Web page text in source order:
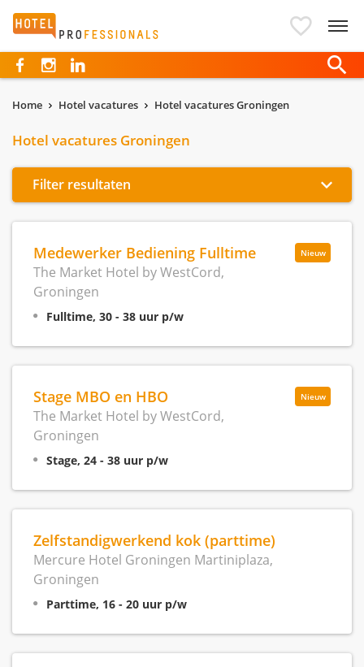
Hotelprofessionals
Home Hotel vacatures Hotel vacatures Groningen
Hotel vacatures Groningen
Filter resultaten
Nieuw
Medewerker Bediening Fulltime
The Market Hotel by WestCord,
Groningen
Fulltime, 30 - 38 uur p/w
Nieuw
Stage MBO en HBO
The Market Hotel by WestCord,
Groningen
Stage, 24 - 38 uur p/w
Zelfstandigwerkend kok (parttime)
Mercure Hotel Groningen Martiniplaza,
Groningen
Parttime, 16 - 20 uur p/w